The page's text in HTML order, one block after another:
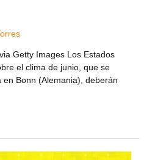
Getty Images Los Estados
el clima de junio, que se
Bonn (Alemania), deberán